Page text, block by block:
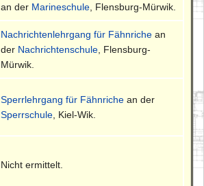
an der Marineschule , Flensburg-Mürwik.
Nachrichtenlehrgang für Fähnriche an
der Nachrichtenschule , Flensburg-
Mürwik.
Sperrlehrgang für Fähnriche an der
Sperrschule , Kiel-Wik.
Nicht ermittelt.